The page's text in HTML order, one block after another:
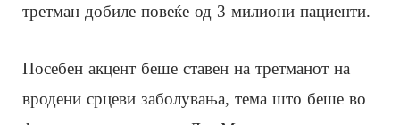
третман добиле повеќе од 3 милиони пациенти.
Посебен акцент беше ставен на третманот на
вродени срцеви заболувања, тема што беше во